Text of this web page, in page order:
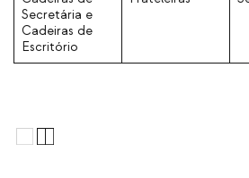
Secretária e
Cadeiras de
Escritório